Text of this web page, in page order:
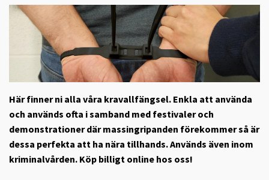
Här finner ni alla våra kravallfängsel. Enkla att använda
och används ofta i samband med festivaler och
demonstrationer där massingripanden förekommer så är
dessa perfekta att ha nära tillhands. Används även inom
kriminalvården. Köp billigt online hos oss!